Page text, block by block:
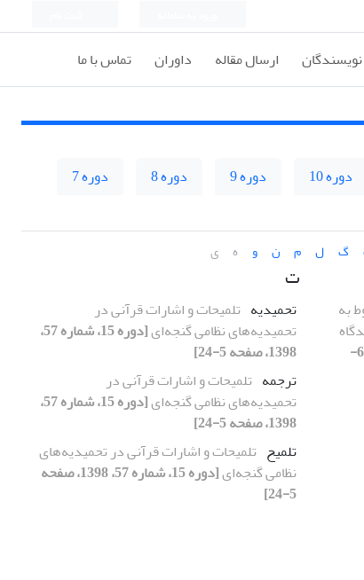
ارسال مقاله داوران تماس با ما
دوره 10 دوره 9 دوره 8
دوره 7
گ ل م ن و ه ی
به
[دوره 15، شماره 57، 1398، صفحه 65-
ت
تحمیدیه تلمیحات و اشارات قرآنی در
تحمیدیه‌های نظامی گنجه‌ای
[دوره 15، شماره 57،
1398، صفحه 5-24]
ترجمه تلمیحات و اشارات قرآنی در
تحمیدیه‌های نظامی گنجه‌ای
[دوره 15، شماره 57،
1398، صفحه 5-24]
تلمیح تلمیحات و اشارات قرآنی در تحمیدیه‌های
نظامی گنجه‌ای
[دوره 15، شماره 57، 1398، صفحه
5-24]